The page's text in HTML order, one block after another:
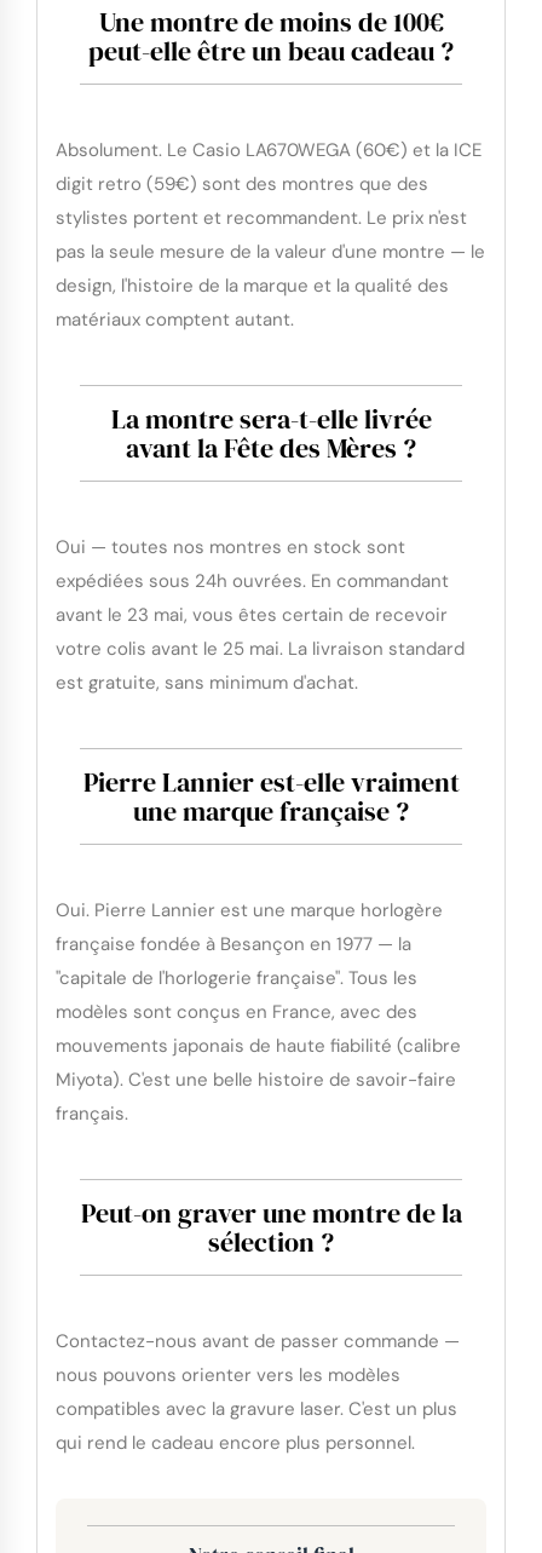
Une montre de moins de 100€
peut-elle être un beau cadeau ?
Absolument. Le Casio LA670WEGA (60€) et la ICE
digit retro (59€) sont des montres que des
stylistes portent et recommandent. Le prix n'est
pas la seule mesure de la valeur d'une montre — le
design, l'histoire de la marque et la qualité des
matériaux comptent autant.
La montre sera-t-elle livrée
avant la Fête des Mères ?
Oui — toutes nos montres en stock sont
expédiées sous 24h ouvrées. En commandant
avant le 23 mai, vous êtes certain de recevoir
votre colis avant le 25 mai. La livraison standard
est gratuite, sans minimum d'achat.
Pierre Lannier est-elle vraiment
une marque française ?
Oui. Pierre Lannier est une marque horlogère
française fondée à Besançon en 1977 — la
"capitale de l'horlogerie française". Tous les
modèles sont conçus en France, avec des
mouvements japonais de haute fiabilité (calibre
Miyota). C'est une belle histoire de savoir-faire
français.
Peut-on graver une montre de la
sélection ?
Contactez-nous avant de passer commande —
nous pouvons orienter vers les modèles
compatibles avec la gravure laser. C'est un plus
qui rend le cadeau encore plus personnel.